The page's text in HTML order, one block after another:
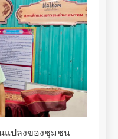
แปลงของชุมชน